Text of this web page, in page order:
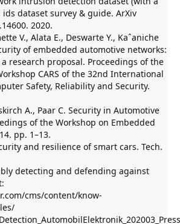
dataset survey & guide. ArXiv
2020.
V., Alata E., Deswarte Y., Kaˆaniche
of embedded automotive networks:
research proposal. Proceedings of the
CARS of the 32nd International
Safety, Reliability and Security.
A., Paar C. Security in Automotive
of the Workshop on Embedded
pp. 1–13.
and resilience of smart cars. Tech.
detecting and defending against
cms/content/know-